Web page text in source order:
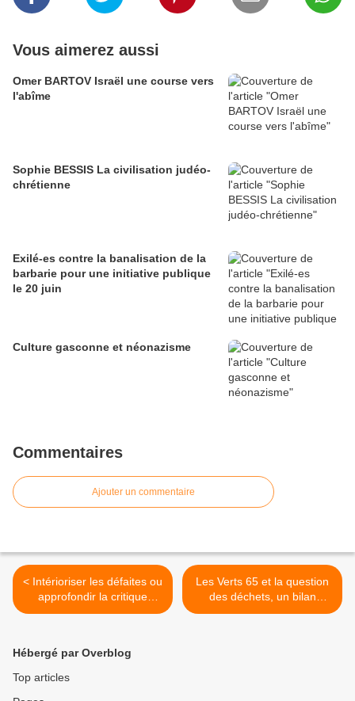
Vous aimerez aussi
Omer BARTOV Israël une course vers
l'abîme
Sophie BESSIS La civilisation judéo-
chrétienne
Exilé-es contre la banalisation de la
barbarie pour une initiative publique
le 20 juin
Culture gasconne et néonazisme
Commentaires
Ajouter un commentaire
< Intérioriser les défaites ou
approfondir la critique
sociale ?
Les Verts 65 et la question
des déchets, un bilan
personnel >
Hébergé par Overblog
Top articles